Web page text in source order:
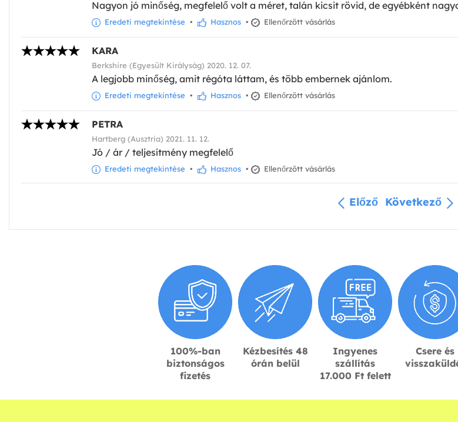
Nagyon jó minőség, megfelelő volt a méret, talán kicsit rövid, de egyébként
Eredeti megtekintése • Hasznos • Ellenőrzött vásárlás
KARA
Berkshire (Egyesült Királyság) 2020. 12. 07.
A legjobb minőség, amit régóta láttam, és több embernek ajánlom.
Eredeti megtekintése • Hasznos • Ellenőrzött vásárlás
PETRA
Hartberg (Ausztria) 2021. 11. 12.
Jó / ár / teljesítmény megfelelő
Eredeti megtekintése • Hasznos • Ellenőrzött vásárlás
Előző Következő
100%-ban
biztonságos
fizetés
Kézbesítés 48
órán belül
Ingyenes
szállítás
17.000 Ft felett
Csere és